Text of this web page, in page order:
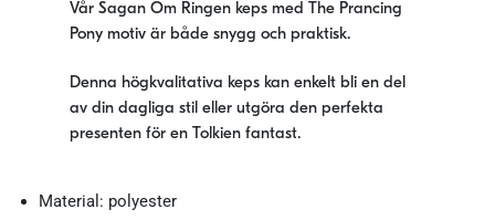
Vår Sagan Om Ringen keps med The Prancing
Pony motiv är både snygg och praktisk.
Denna högkvalitativa keps kan enkelt bli en del
av din dagliga stil eller utgöra den perfekta
presenten för en Tolkien fantast.
Material: polyester